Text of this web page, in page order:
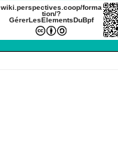
wiki.perspectives.coop/forma
tion/?
GérerLesElementsDuBpf